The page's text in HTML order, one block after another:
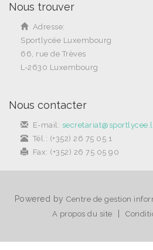
Nous trouver
Adresse:
Sportlycée Luxembourg
66, rue de Trèves
L-2630 Luxembourg
Nous contacter
E-mail:
Tél.: (+352) 26 75 05 1
Fax: (+352) 26 75 05 90
Powered by Centre de gestion
A propos du site